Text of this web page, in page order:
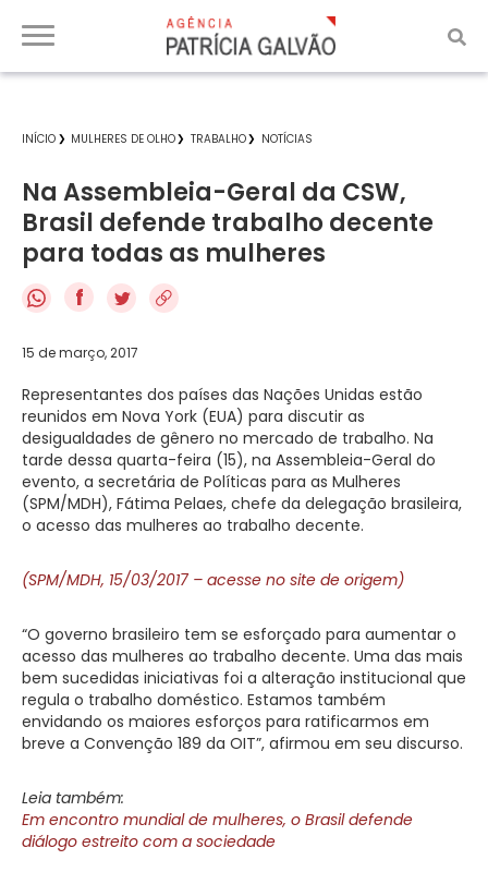
INÍCIO MULHERES DE OLHO TRABALHO NOTÍCIAS
Na Assembleia-Geral da CSW,
Brasil defende trabalho decente
para todas as mulheres
f
15 de março, 2017
Representantes dos países das Nações Unidas estão
reunidos em Nova York (EUA) para discutir as
desigualdades de gênero no mercado de trabalho. Na
tarde dessa quarta-feira (15), na Assembleia-Geral do
evento, a secretária de Políticas para as Mulheres
(SPM/MDH), Fátima Pelaes, chefe da delegação brasileira,
o acesso das mulheres ao trabalho decente.
(SPM/MDH, 15/03/2017 – acesse no site de origem)
“O governo brasileiro tem se esforçado para aumentar o
acesso das mulheres ao trabalho decente. Uma das mais
bem sucedidas iniciativas foi a alteração institucional que
regula o trabalho doméstico. Estamos também
envidando os maiores esforços para ratificarmos em
breve a Convenção 189 da OIT”, afirmou em seu discurso.
Leia também:
Em encontro mundial de mulheres, o Brasil defende
diálogo estreito com a sociedade